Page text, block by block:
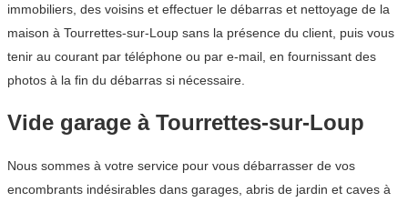
immobiliers, des voisins et effectuer le débarras et nettoyage de la
maison à Tourrettes-sur-Loup sans la présence du client, puis vous
tenir au courant par téléphone ou par e-mail, en fournissant des
photos à la fin du débarras si nécessaire.
Vide garage à Tourrettes-sur-Loup
Nous sommes à votre service pour vous débarrasser de vos
encombrants indésirables dans garages, abris de jardin et caves à